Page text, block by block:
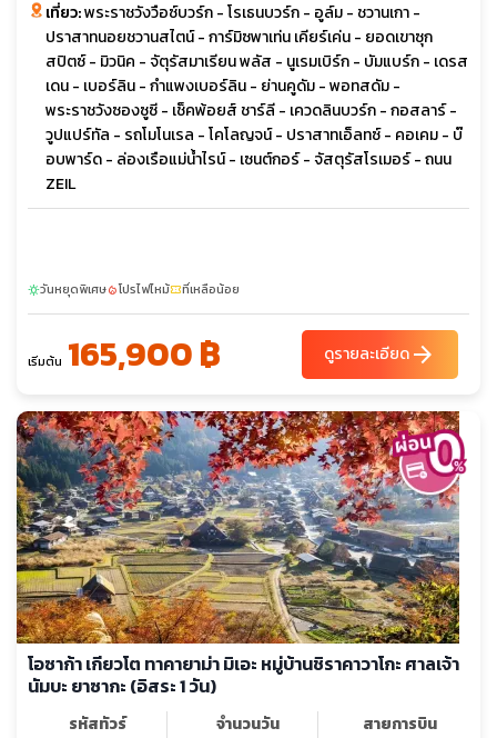
เที่ยว:พระราชวังวือซ์บวร์ก - โรเธนบวร์ก - อูล์ม - ชวานเกา -
ปราสาทนอยชวานสไตน์ - การ์มิซพาเท่น เคียร์เค่น - ยอดเขาซุก
สปิตซ์ - มิวนิค - จัตุรัสมาเรียน พลัส - นูเรมเบิร์ก - บัมแบร์ก - เดรส
เดน - เบอร์ลิน - กำแพงเบอร์ลิน - ย่านคูดัม - พอทสดัม -
พระราชวังซองซูซี - เช็คพ้อยส์ ชาร์ลี - เควดลินบวร์ก - กอสลาร์ -
วูปแปร์ทัล - รถโมโนเรล - โคโลญจน์ - ปราสาทเอ็ลทซ์ - คอเคม - บ๊
อบพาร์ด - ล่องเรือแม่น้ำไรน์ - เซนต์กอร์ - จัสตุรัสโรเมอร์ - ถนน
ZEIL
sunnyวันหยุดพิเศษlocal_fire_departmentโปรไฟไหม้confirmation_numberที่เหลือน้อย
เริ่มต้น 165,900 ฿ ดูรายละเอียดarrow_forward
โอซาก้า เกียวโต ทาคายาม่า มิเอะ หมู่บ้านชิราคาวาโกะ ศาลเจ้า
นัมบะ ยาซากะ (อิสระ 1 วัน)
รหัสทัวร์
จำนวนวัน
สายการบิน